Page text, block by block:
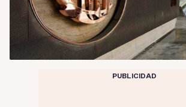
PUBLICIDAD